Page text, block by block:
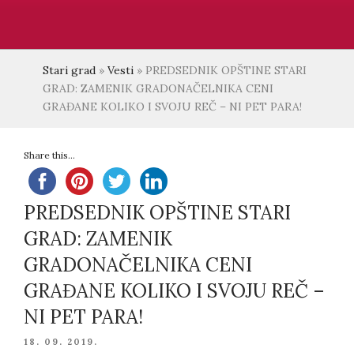
Stari grad » Vesti » PREDSEDNIK OPŠTINE STARI
GRAD: ZAMENIK GRADONAČELNIKA CENI
GRAĐANE KOLIKO I SVOJU REČ – NI PET PARA!
Share this...
PREDSEDNIK OPŠTINE STARI
GRAD: ZAMENIK
GRADONAČELNIKA CENI
GRAĐANE KOLIKO I SVOJU REČ –
NI PET PARA!
POSTED
18. 09. 2019.